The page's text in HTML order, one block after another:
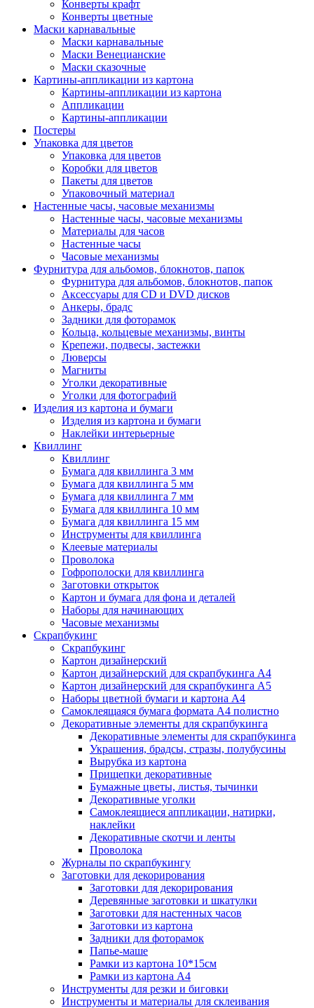
Конверты крафт
Конверты цветные
Маски карнавальные
Маски карнавальные
Маски Венецианские
Маски сказочные
Картины-аппликации из картона
Картины-аппликации из картона
Аппликации
Картины-аппликации
Постеры
Упаковка для цветов
Упаковка для цветов
Коробки для цветов
Пакеты для цветов
Упаковочный материал
Настенные часы, часовые механизмы
Настенные часы, часовые механизмы
Материалы для часов
Настенные часы
Часовые механизмы
Фурнитура для альбомов, блокнотов, папок
Фурнитура для альбомов, блокнотов, папок
Аксессуары для CD и DVD дисков
Анкеры, брадс
Задники для фоторамок
Кольца, кольцевые механизмы, винты
Крепежи, подвесы, застежки
Люверсы
Магниты
Уголки декоративные
Уголки для фотографий
Изделия из картона и бумаги
Изделия из картона и бумаги
Наклейки интерьерные
Квиллинг
Квиллинг
Бумага для квиллинга 3 мм
Бумага для квиллинга 5 мм
Бумага для квиллинга 7 мм
Бумага для квиллинга 10 мм
Бумага для квиллинга 15 мм
Инструменты для квиллинга
Клеевые материалы
Проволока
Гофрополоски для квиллинга
Заготовки открыток
Картон и бумага для фона и деталей
Наборы для начинающих
Часовые механизмы
Скрапбукинг
Скрапбукинг
Картон дизайнерский
Картон дизайнерский для скрапбукинга А4
Картон дизайнерский для скрапбукинга А5
Наборы цветной бумаги и картона А4
Самоклеящаяся бумага формата А4 полистно
Декоративные элементы для скрапбукинга
Декоративные элементы для скрапбукинга
Украшения, брадсы, стразы, полубусины
Вырубка из картона
Прищепки декоративные
Бумажные цветы, листья, тычинки
Декоративные уголки
Самоклеящиеся аппликации, натирки,
наклейки
Декоративные скотчи и ленты
Проволока
Журналы по скрапбукингу
Заготовки для декорирования
Заготовки для декорирования
Деревянные заготовки и шкатулки
Заготовки для настенных часов
Заготовки из картона
Задники для фоторамок
Папье-маше
Рамки из картона 10*15см
Рамки из картона А4
Инструменты для резки и биговки
Инструменты и материалы для склеивания